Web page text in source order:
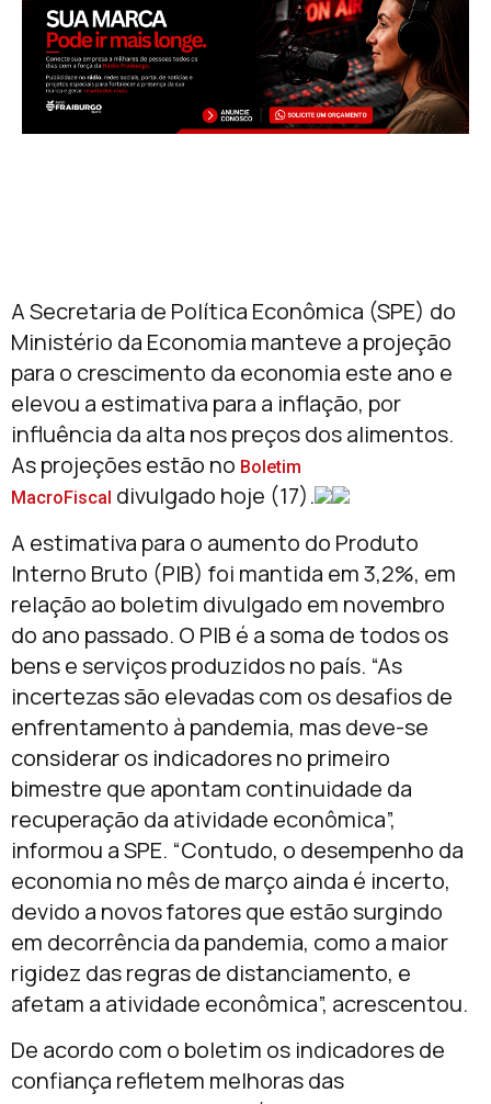
A Secretaria de Política Econômica (SPE) do
Ministério da Economia manteve a projeção
para o crescimento da economia este ano e
elevou a estimativa para a inflação, por
influência da alta nos preços dos alimentos.
As projeções estão no Boletim
MacroFiscal divulgado hoje (17).
A estimativa para o aumento do Produto
Interno Bruto (PIB) foi mantida em 3,2%, em
relação ao boletim divulgado em novembro
do ano passado. O PIB é a soma de todos os
bens e serviços produzidos no país. “As
incertezas são elevadas com os desafios de
enfrentamento à pandemia, mas deve-se
considerar os indicadores no primeiro
bimestre que apontam continuidade da
recuperação da atividade econômica”,
informou a SPE. “Contudo, o desempenho da
economia no mês de março ainda é incerto,
devido a novos fatores que estão surgindo
em decorrência da pandemia, como a maior
rigidez das regras de distanciamento, e
afetam a atividade econômica”, acrescentou.
De acordo com o boletim os indicadores de
confiança refletem melhoras das